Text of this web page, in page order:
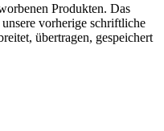
Produkten. Das
vorherige schriftliche
übertragen, gespeichert